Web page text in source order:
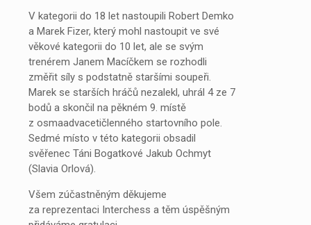
V kategorii do 18 let nastoupili Robert Demko
a Marek Fizer, který mohl nastoupit ve své
věkové kategorii do 10 let, ale se svým
trenérem Janem Macíčkem se rozhodli
změřit síly s podstatně staršími soupeři.
Marek se starších hráčů nezalekl, uhrál 4 ze 7
bodů a skončil na pěkném 9. místě
z osmaadvacetičlenného startovního pole.
Sedmé místo v této kategorii obsadil
svěřenec Táni Bogatkové Jakub Ochmyt
(Slavia Orlová).
Všem zúčastněným děkujeme
za reprezentaci Interchess a těm úspěšným